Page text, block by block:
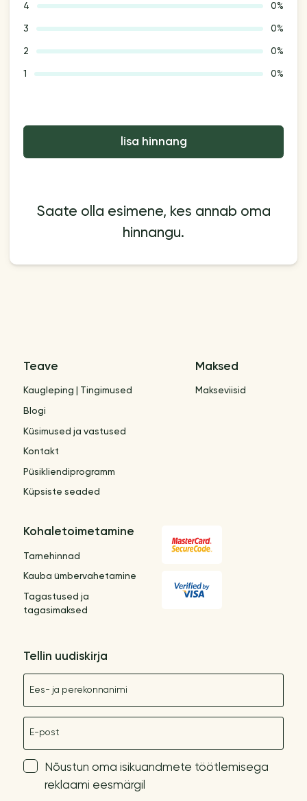
4 0%
3 0%
2 0%
1 0%
lisa hinnang
Saate olla esimene, kes annab oma
hinnangu.
Teave
Kaugleping | Tingimused
Blogi
Küsimused ja vastused
Kontakt
Püsikliendiprogramm
Küpsiste seaded
Maksed
Makseviisid
Kohaletoimetamine
Tarnehinnad
Kauba ümbervahetamine
Tagastused ja
tagasimaksed
Tellin uudiskirja
Nõustun oma isikuandmete töötlemisega
reklaami eesmärgil